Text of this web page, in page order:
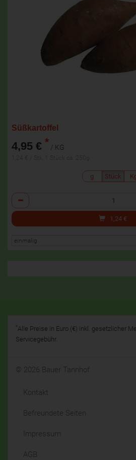
Süßkartoffel
4,95 € * / KG
g Stück
Anzahl
1,24 €
*Alle Preise in Euro (€) inkl. gesetzlicher
Servicegebühr.
© 2026 Bauer Tannhof
Kontakt
Befreundete Seiten
Impressum
AGB